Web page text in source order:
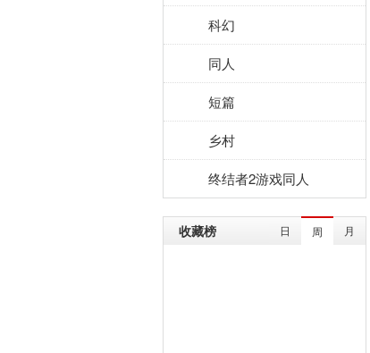
科幻
同人
短篇
乡村
终结者2游戏同人
收藏榜 日 周 月